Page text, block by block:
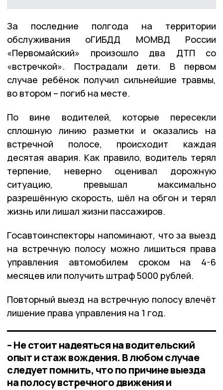
За последние полгода на территории
обслуживания оГИБДД МОМВД России
«Первомайский» произошло два ДТП со
«встречкой». Пострадали дети. В первом
случае ребёнок получил сильнейшие травмы,
во втором – погиб на месте.
По вине водителей, которые пересекли
сплошную линию разметки и оказались на
встречной полосе, происходит каждая
десятая авария. Как правило, водитель терял
терпение, неверно оценивал дорожную
ситуацию, превышал максимально
разрешённую скорость, шёл на обгон и терял
жизнь или лишал жизни пассажиров.
Госавтоинспекторы напоминают, что за выезд
на встречную полосу можно лишиться права
управления автомобилем сроком на 4-6
месяцев или получить штраф 5000 рублей.
Повторный выезд на встречную полосу влечёт
лишение права управления на 1 год.
– Не стоит надеяться на водительский
опыт и стаж вождения. В любом случае
следует помнить, что по причине выезда
на полосу встречного движения и